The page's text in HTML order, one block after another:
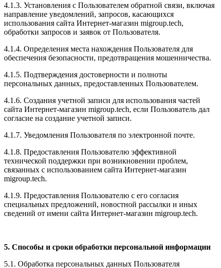
4.1.3. Установления с Пользователем обратной связи, включая
направление уведомлений, запросов, касающихся
использования сайта Интернет-магазин migroup.tech,
обработки запросов и заявок от Пользователя.
4.1.4. Определения места нахождения Пользователя для
обеспечения безопасности, предотвращения мошенничества.
4.1.5. Подтверждения достоверности и полноты
персональных данных, предоставленных Пользователем.
4.1.6. Создания учетной записи для использования частей
сайта Интернет-магазин migroup.tech, если Пользователь дал
согласие на создание учетной записи.
4.1.7. Уведомления Пользователя по электронной почте.
4.1.8. Предоставления Пользователю эффективной
технической поддержки при возникновении проблем,
связанных с использованием сайта Интернет-магазин
migroup.tech.
4.1.9. Предоставления Пользователю с его согласия
специальных предложений, новостной рассылки и иных
сведений от имени сайта Интернет-магазин migroup.tech.
5. Способы и сроки обработки персональной информации
5.1. Обработка персональных данных Пользователя